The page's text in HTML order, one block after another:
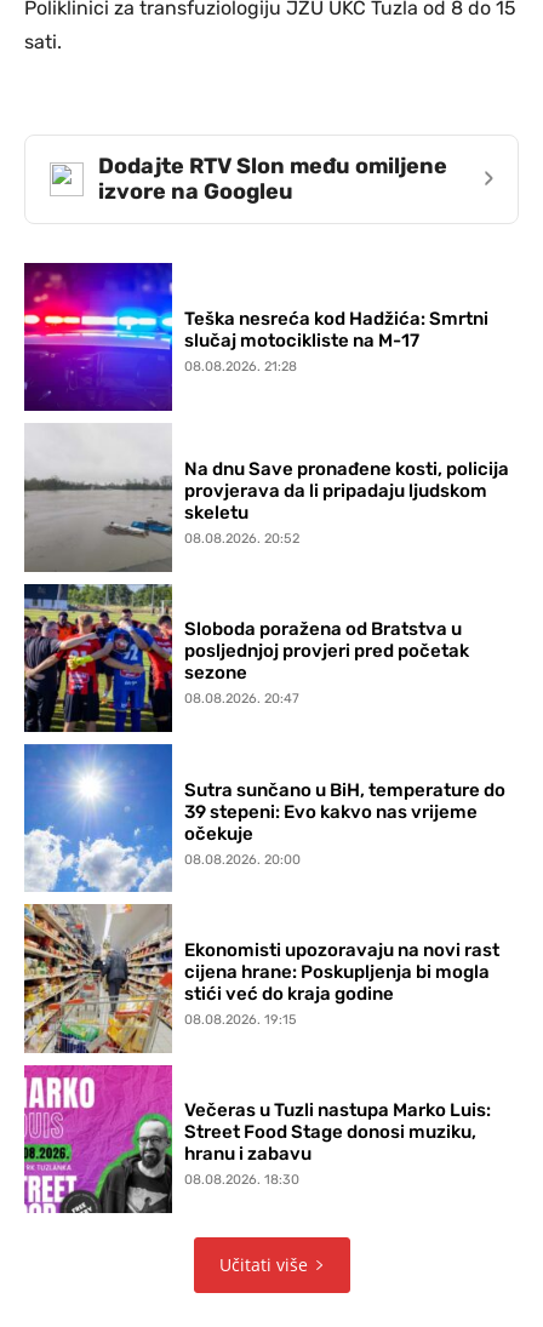
Poliklinici za transfuziologiju JZU UKC Tuzla od 8 do 15
sati.
Dodajte RTV Slon među omiljene
izvore na Googleu
›
Teška nesreća kod Hadžića: Smrtni
slučaj motocikliste na M-17
08.08.2026. 21:28
Na dnu Save pronađene kosti, policija
provjerava da li pripadaju ljudskom
skeletu
08.08.2026. 20:52
Sloboda poražena od Bratstva u
posljednjoj provjeri pred početak
sezone
08.08.2026. 20:47
Sutra sunčano u BiH, temperature do
39 stepeni: Evo kakvo nas vrijeme
očekuje
08.08.2026. 20:00
Ekonomisti upozoravaju na novi rast
cijena hrane: Poskupljenja bi mogla
stići već do kraja godine
08.08.2026. 19:15
Večeras u Tuzli nastupa Marko Luis:
Street Food Stage donosi muziku,
hranu i zabavu
08.08.2026. 18:30
Učitati više